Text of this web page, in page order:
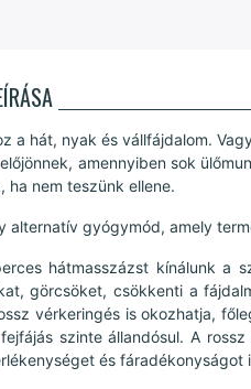
a hát, nyak és vállfájdalom.
amennyiben sok
ha nem teszünk ellene.
alternatív gyógymód, amely
hátmasszázst kínálunk a
görcsöket, csökkenti a
vérkeringés is okozhatja,
szinte állandósul. A
és fáradékonyságot